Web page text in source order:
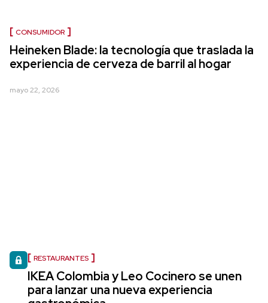
CONSUMIDOR
Heineken Blade: la tecnología que traslada la
experiencia de cerveza de barril al hogar
mayo 22, 2026
RESTAURANTES
IKEA Colombia y Leo Cocinero se unen
para lanzar una nueva experiencia